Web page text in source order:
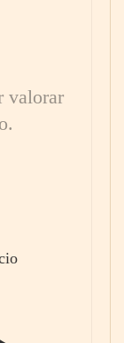
valorar